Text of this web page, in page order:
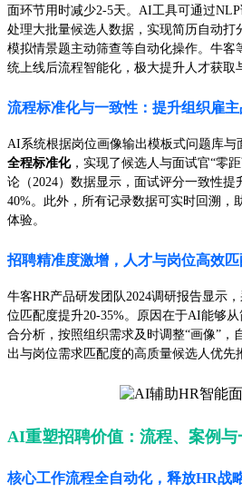
面环节用时减少2-5天。AI工具可通过
处理大批量候选人数据，实现简历自动打
模拟情景题主动筛查等自动化操作。牛
统上线后流程智能化，极大提升人才获取
流程标准化与一致性：提升组织雇
AI系统根据岗位画像输出模板式问题库与
全程标准化，实现了候选人与面试官“零
论（2024）数据显示，面试评分一致性提
40%。此外，所有记录数据可实时回溯，
体验。
招聘精准度激增，人才与岗位高效匹
牛客HR产品研发团队2024调研报告显示，
位匹配度提升20-35%。原因在于AI能够
合分析，按照组织需求及时调整“画像”，
出与岗位需求匹配度的高质量候选人优先
AI重塑招聘价值：流程、案例与
核心工作流程全自动化，释放HR战